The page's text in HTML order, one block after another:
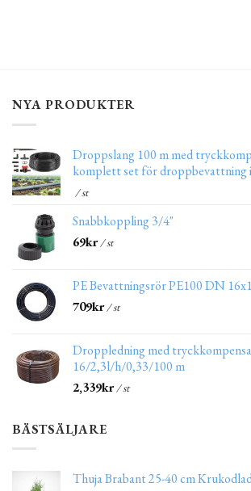
NYA PRODUKTER
Droppslang 100 m med
komplett set för droppbevattning
/ st
Snabbkoppling 3/4"
69kr/ st
PE Bevattningsrör PE100 DN
709kr/ st
Droppledning med
16/2,3l/h/0,33/100 m
2,339kr/ st
BÄSTSÄLJARE
Thuja Brabant 25-40 cm